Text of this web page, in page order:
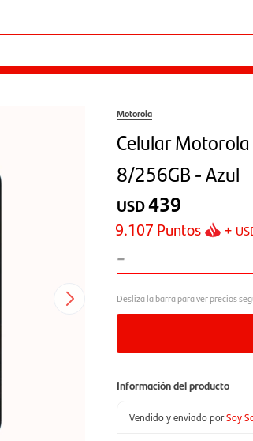
Motorola
Celular Motorola
8/256GB - Azul
USD439
9.107 Puntos +
-
Información del producto
Vendido y enviado porSoy